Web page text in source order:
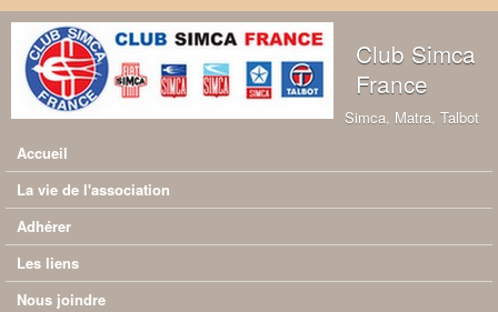
Aller au contenu principal
Club Simca
France
Simca, Matra, Talbot
Menu principal
Accueil
La vie de l'association
Adhérer
Les liens
Nous joindre